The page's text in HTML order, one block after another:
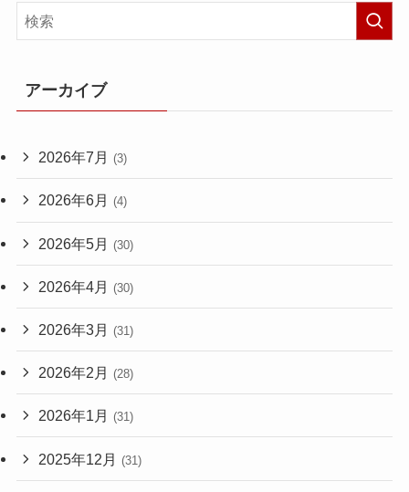
アーカイブ
2026年7月 (3)
2026年6月 (4)
2026年5月 (30)
2026年4月 (30)
2026年3月 (31)
2026年2月 (28)
2026年1月 (31)
2025年12月 (31)